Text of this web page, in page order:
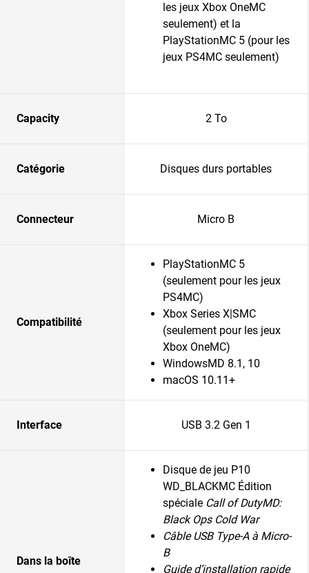
les jeux Xbox OneMC
seulement) et la
PlayStationMC 5 (pour les
jeux PS4MC seulement)
Capacity 2 To
Catégorie Disques durs portables
Connecteur Micro B
Compatibilité
PlayStationMC 5
(seulement pour les jeux
PS4MC)
Xbox Series X|SMC
(seulement pour les jeux
Xbox OneMC)
WindowsMD 8.1, 10
macOS 10.11+
Interface USB 3.2 Gen 1
Dans la boîte
Disque de jeu P10
WD_BLACKMC Édition
spéciale Call of DutyMD:
Black Ops Cold War
Câble USB Type-A à Micro-
B
Guide d’installation rapide